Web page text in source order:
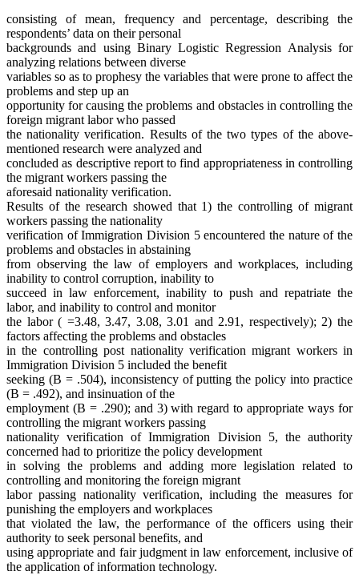
consisting of mean, frequency and percentage, describing the
respondents’ data on their personal
backgrounds and using Binary Logistic Regression Analysis for
analyzing relations between diverse
variables so as to prophesy the variables that were prone to affect the
problems and step up an
opportunity for causing the problems and obstacles in controlling the
foreign migrant labor who passed
the nationality verification. Results of the two types of the above-
mentioned research were analyzed and
concluded as descriptive report to find appropriateness in controlling
the migrant workers passing the
aforesaid nationality verification.
Results of the research showed that 1) the controlling of migrant
workers passing the nationality
verification of Immigration Division 5 encountered the nature of the
problems and obstacles in abstaining
from observing the law of employers and workplaces, including
inability to control corruption, inability to
succeed in law enforcement, inability to push and repatriate the
labor, and inability to control and monitor
the labor ( =3.48, 3.47, 3.08, 3.01 and 2.91, respectively); 2) the
factors affecting the problems and obstacles
in the controlling post nationality verification migrant workers in
Immigration Division 5 included the benefit
seeking (B = .504), inconsistency of putting the policy into practice
(B = .492), and insinuation of the
employment (B = .290); and 3) with regard to appropriate ways for
controlling the migrant workers passing
nationality verification of Immigration Division 5, the authority
concerned had to prioritize the policy development
in solving the problems and adding more legislation related to
controlling and monitoring the foreign migrant
labor passing nationality verification, including the measures for
punishing the employers and workplaces
that violated the law, the performance of the officers using their
authority to seek personal benefits, and
using appropriate and fair judgment in law enforcement, inclusive of
the application of information technology.